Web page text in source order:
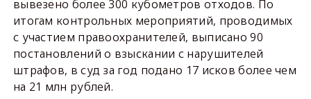
вывезено более 300 кубометров отходов. По
итогам контрольных мероприятий, проводимых
с участием правоохранителей, выписано 90
постановлений о взыскании с нарушителей
штрафов, в суд за год подано 17 исков более чем
на 21 млн рублей.